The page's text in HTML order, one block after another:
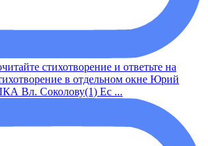
стихотворение и ответьте на
в отдельном окне Юрий
Вл. Соколову(1) Ес ...